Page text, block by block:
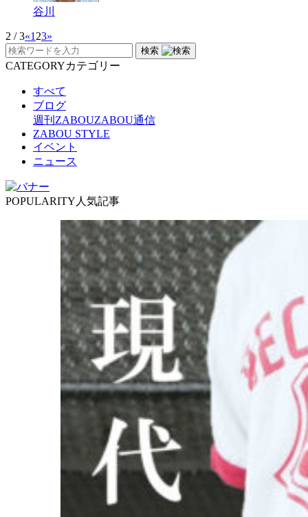
谷川
2 / 3«1 23»
検索
CATEGORYカテゴリー
すべて
ブログ
週刊ZABOUZABOU通信
ZABOU STYLE
イベント
ニュース
POPULARITY 人気記事